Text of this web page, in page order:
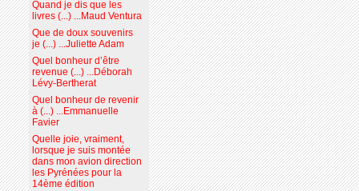
Quand je dis que les
livres (...) ...Maud Ventura
Que de doux souvenirs
je (...) ...Juliette Adam
Quel bonheur d’être
revenue (...) ...Déborah
Lévy-Bertherat
Quel bonheur de revenir
à (...) ...Emmanuelle
Favier
Quelle joie, vraiment,
lorsque je suis montée
dans mon avion direction
les Pyrénées pour la
14ème édition